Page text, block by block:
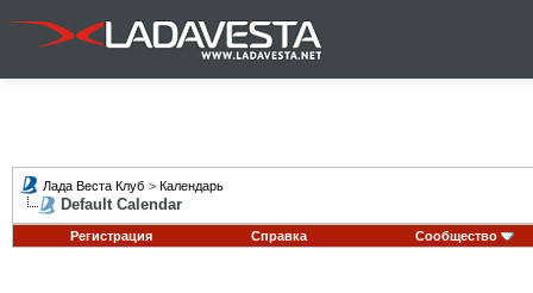
Лада Веста Клуб > Календарь
Default Calendar
Регистрация Справка Сообщество